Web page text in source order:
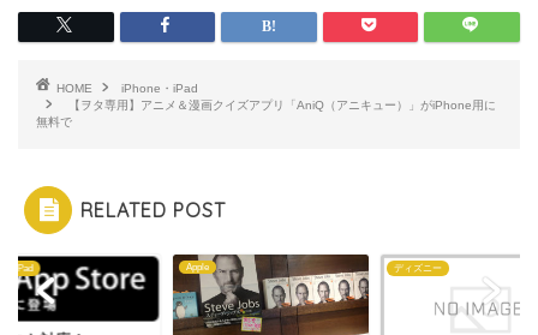
HOME
iPhone・iPad
【ヲタ専用】アニメ＆漫画クイズアプリ「AniQ（アニキュー）」がiPhone用に
無料で
RELATED POST
・iPad Apple ディズニー